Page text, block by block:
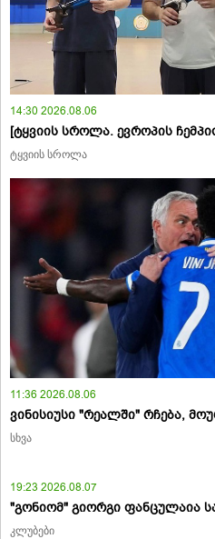
14:30 2026.08.06
[ტყვიის სროლა. ევროპის
ტყვიის სროლა
11:36 2026.08.06
ვინისიუსი "რეალში" რჩება,
სხვა
19:23 2026.08.07
"გონიომ" გიორგი ფანცულაია
კლუბები